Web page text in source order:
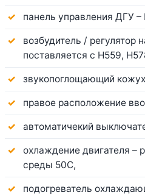
панель управления ДГУ –
возбудитель / регулятор
поставляется с H559,
звукопоглощающий
правое расположение
автоматичекий
охлаждение двигателя –
среды 50C,
подогреватель